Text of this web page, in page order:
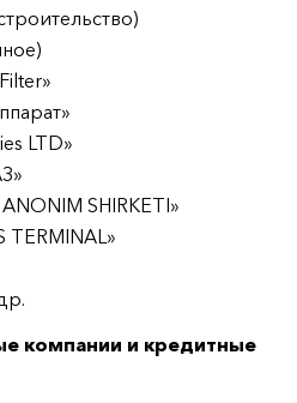
LTD»
SHIRKETI»
TERMINAL»
компании и кредитные